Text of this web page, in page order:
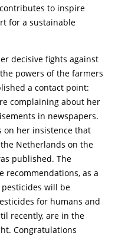
to inspire
for a sustainable
decisive fights against
powers of the farmers
a contact point:
complaining about her
in newspapers.
on her insistence that
Netherlands on the
published. The
recommendations, as a
will be
for humans and
recently, are in the
Congratulations